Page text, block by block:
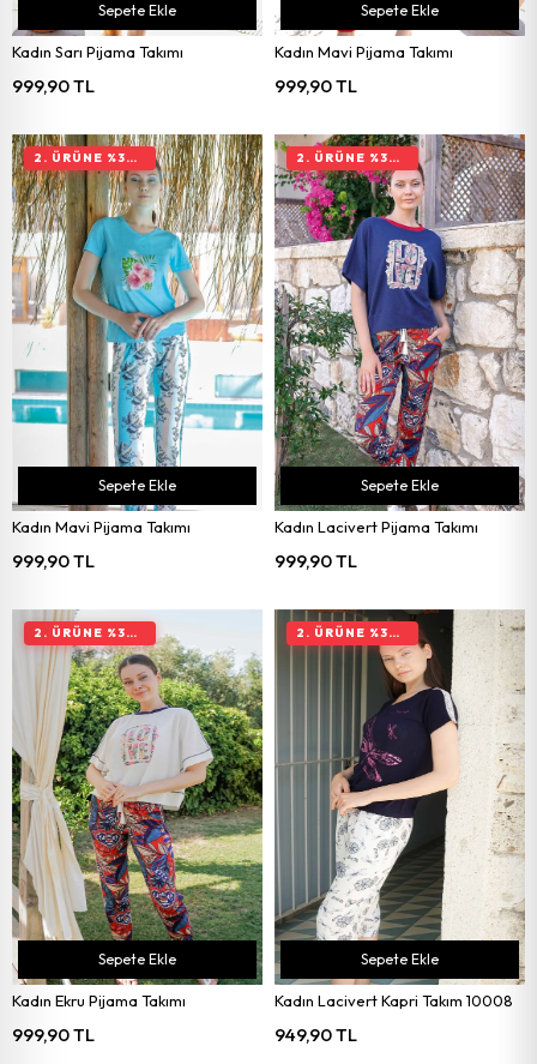
Kadın Sarı Pijama Takımı
999,90 TL
Sepete Ekle
Kadın Mavi Pijama Takımı
999,90 TL
Sepete Ekle
Kadın Mavi Pijama Takımı
999,90 TL
Sepete Ekle
2. ÜRÜNE %30 İNDIRIM
Kadın Lacivert Pijama Takımı
999,90 TL
Sepete Ekle
2. ÜRÜNE %30 İNDIRIM
Kadın Ekru Pijama Takımı
999,90 TL
Sepete Ekle
2. ÜRÜNE %30 İNDIRIM
Kadın Lacivert Kapri Takım 10008
949,90 TL
Sepete Ekle
2. ÜRÜNE %30 İNDIRIM